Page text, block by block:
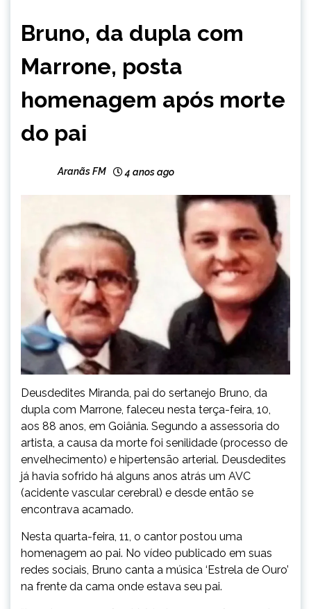
Bruno, da dupla com
Marrone, posta
homenagem após morte
do pai
Aranãs FM 4 anos ago
Deusdedites Miranda, pai do sertanejo Bruno, da
dupla com Marrone, faleceu nesta terça-feira, 10,
aos 88 anos, em Goiânia. Segundo a assessoria do
artista, a causa da morte foi senilidade (processo de
envelhecimento) e hipertensão arterial. Deusdedites
já havia sofrido há alguns anos atrás um AVC
(acidente vascular cerebral) e desde então se
encontrava acamado.
Nesta quarta-feira, 11, o cantor postou uma
homenagem ao pai. No vídeo publicado em suas
redes sociais, Bruno canta a música ‘Estrela de Ouro’
na frente da cama onde estava seu pai.